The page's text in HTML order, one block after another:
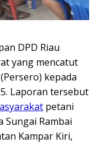
DPD Riau
yang mencatut
kepada
Laporan tersebut
petani
Sungai Rambai
Kampar Kiri,